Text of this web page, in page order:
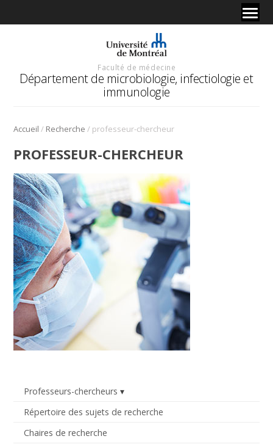
Faculté de médecine
Département de microbiologie, infectiologie et
immunologie
Accueil / Recherche / professeur-chercheur
Professeurs-chercheurs
Répertoire des sujets de recherche
Chaires de recherche
PROFESSEUR-CHERCHEUR